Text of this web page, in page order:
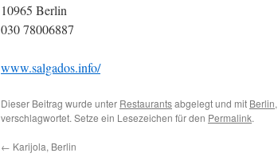
10965 Berlin
030 78006887
www.salgados.info/
Dieser Beitrag wurde unter Restaurantsabgelegt und mit Berlin,
verschlagwortet. Setze ein Lesezeichen für den Permalink.
← Karijola, Berlin